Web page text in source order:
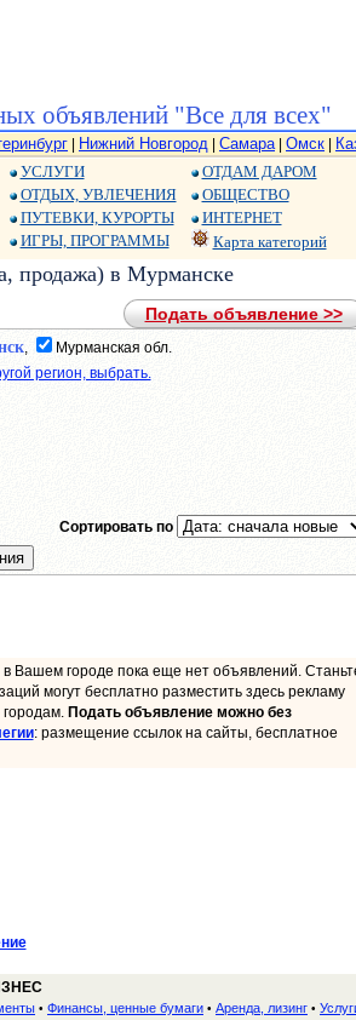
объявлений "Все для всех"
Нижний Новгород Самара| Омск
УСЛУГИ
ОТДЫХ, УВЛЕЧЕНИЯ
ПУТЕВКИ, КУРОРТЫ
ИГРЫ, ПРОГРАММЫ
ОТДАМ ДАРОМ
ОБЩЕСТВО
ИНТЕРНЕТ
Карта категорий
продажа) в Мурманске
Подать объявление >>
,
Мурманская обл.
регион, выбрать.
Сортировать по
Вашем городе пока еще нет объявлений.
могут бесплатно разместить здесь рекламу
городам. Подать объявление можно без
: размещение ссылок на сайты, бесплатное
• Финансы, ценные бумаги • Аренда, лизинг •